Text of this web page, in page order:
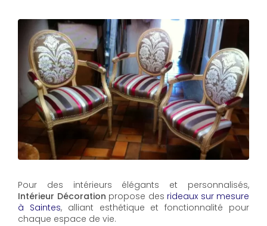
Pour des intérieurs élégants et personnalisés,
Intérieur Décoration propose des rideaux sur mesure
à Saintes, alliant esthétique et fonctionnalité pour
chaque espace de vie.